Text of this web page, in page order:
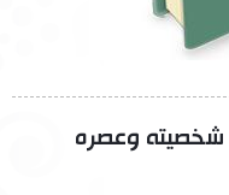
شخصيته وعصره